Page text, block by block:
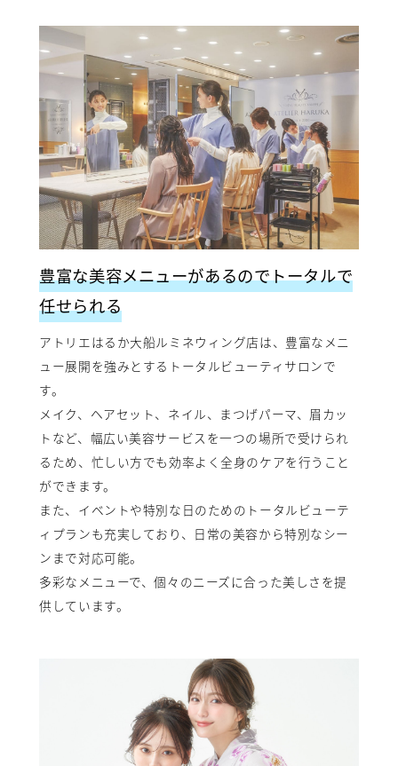
豊富な美容メニューがあるのでトータルで
任せられる
アトリエはるか大船ルミネウィング店は、豊富なメニ
ュー展開を強みとするトータルビューティサロンで
す。
メイク、ヘアセット、ネイル、まつげパーマ、眉カッ
トなど、幅広い美容サービスを一つの場所で受けられ
るため、忙しい方でも効率よく全身のケアを行うこと
ができます。
また、イベントや特別な日のためのトータルビューテ
ィプランも充実しており、日常の美容から特別なシー
ンまで対応可能。
多彩なメニューで、個々のニーズに合った美しさを提
供しています。